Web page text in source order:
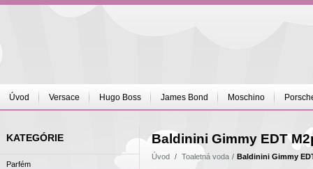
Úvod Versace Hugo Boss James Bond Moschino
KATEGÓRIE
Parfém
Baldinini Gimmy EDT
Úvod Toaletná voda Baldinini Gimmy